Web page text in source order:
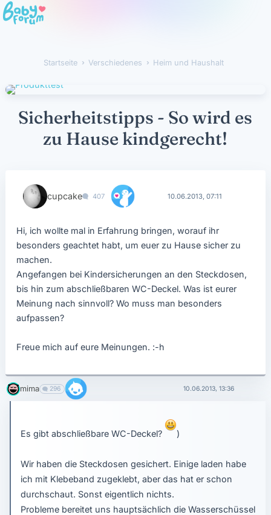
Startseite › Verschiedenes › Heim und Haushalt
Sicherheitstipps - So wird es
zu Hause kindgerecht!
cupcake 407 10.06.2013, 07:11
Hi, ich wollte mal in Erfahrung bringen, worauf ihr
besonders geachtet habt, um euer zu Hause sicher zu
machen.
Angefangen bei Kindersicherungen an den Steckdosen,
bis hin zum abschließbaren WC-Deckel. Was ist eurer
Meinung nach sinnvoll? Wo muss man besonders
aufpassen?
Freue mich auf eure Meinungen. :-h
mima 296 10.06.2013, 13:36
Es gibt abschließbare WC-Deckel? )
Wir haben die Steckdosen gesichert. Einige laden habe
ich mit Klebeband zugeklebt, aber das hat er schon
durchschaut. Sonst eigentlich nichts.
Probleme bereitet uns hauptsächlich die Wasserschüssel